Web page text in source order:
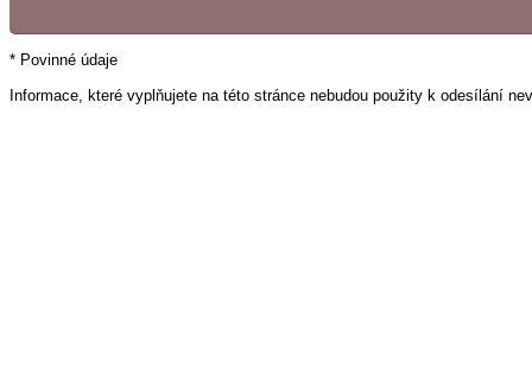
* Povinné údaje
Informace, které vyplňujete na této stránce nebudou použity k odesílání